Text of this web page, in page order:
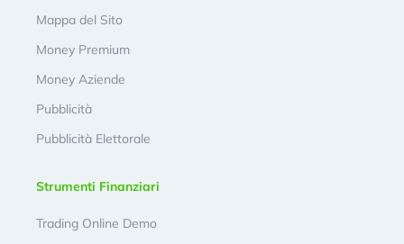
Mappa del Sito
Money Premium
Money Aziende
Pubblicità
Pubblicità Elettorale
Strumenti Finanziari
Trading Online Demo